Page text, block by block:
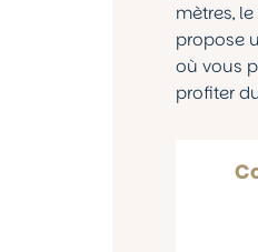
mètres,
propose
où vous
profiter